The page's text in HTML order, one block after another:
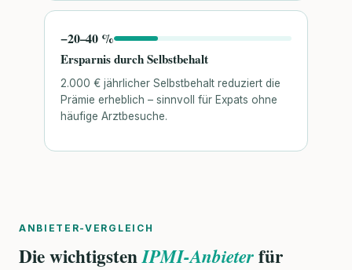
−20–40 %
Ersparnis durch Selbstbehalt
2.000 € jährlicher Selbstbehalt reduziert die
Prämie erheblich – sinnvoll für Expats ohne
häufige Arztbesuche.
ANBIETER-VERGLEICH
Die wichtigstenIPMI-Anbieterfür